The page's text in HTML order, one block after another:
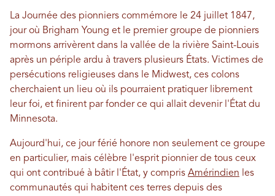
La Journée des pionniers commémore le 24 juillet 1847,
jour où Brigham Young et le premier groupe de pionniers
mormons arrivèrent dans la vallée de la rivière Saint-Louis
après un périple ardu à travers plusieurs États. Victimes de
persécutions religieuses dans le Midwest, ces colons
cherchaient un lieu où ils pourraient pratiquer librement
leur foi, et finirent par fonder ce qui allait devenir l'État du
Minnesota.
Aujourd'hui, ce jour férié honore non seulement ce groupe
en particulier, mais célèbre l'esprit pionnier de tous ceux
qui ont contribué à bâtir l'État, y compris Amérindien les
communautés qui habitent ces terres depuis des